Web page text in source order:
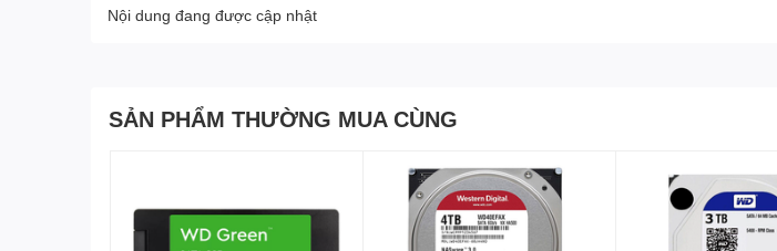
Nội dung đang được cập nhật
SẢN PHẨM THƯỜNG MUA CÙNG